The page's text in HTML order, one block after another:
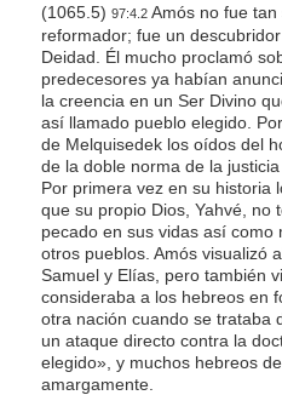
(1065.5) 97:4.2Amós no fue tan
reformador; fue un
Deidad. Él mucho proclamó
predecesores ya habían
la creencia en un Ser Divino
así llamado pueblo elegido.
de Melquisedek los oídos del
de la doble norma de la
Por primera vez en su historia
que su propio Dios, Yahvé, no
pecado en sus vidas así como
otros pueblos. Amós visualizó
Samuel y Elías, pero también
consideraba a los hebreos en
otra nación cuando se trataba
un ataque directo contra la
elegido», y muchos hebreos
amargamente.